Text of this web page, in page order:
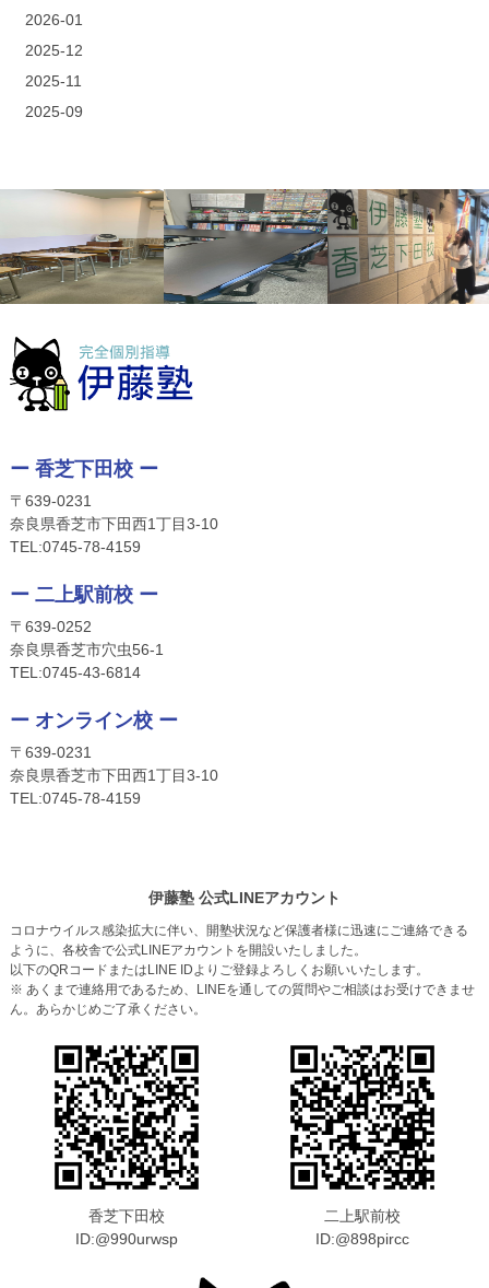
2026-01
2025-12
2025-11
2025-09
ー 香芝下田校 ー
〒639-0231
奈良県香芝市下田西1丁目3-10
TEL:0745-78-4159
ー 二上駅前校 ー
〒639-0252
奈良県香芝市穴虫56-1
TEL:0745-43-6814
ー オンライン校 ー
〒639-0231
奈良県香芝市下田西1丁目3-10
TEL:0745-78-4159
伊藤塾 公式LINEアカウント
コロナウイルス感染拡大に伴い、開塾状況など保護者様に迅速にご連絡できる
ように、各校舎で公式LINEアカウントを開設いたしました。
以下のQRコードまたはLINE IDよりご登録よろしくお願いいたします。
※ あくまで連絡用であるため、LINEを通しての質問やご相談はお受けできませ
ん。あらかじめご了承ください。
香芝下田校
ID:@990urwsp
二上駅前校
ID:@898pircc